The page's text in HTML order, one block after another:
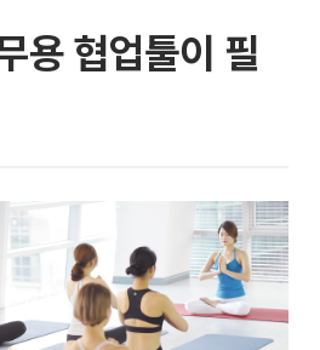
용 협업툴이 필